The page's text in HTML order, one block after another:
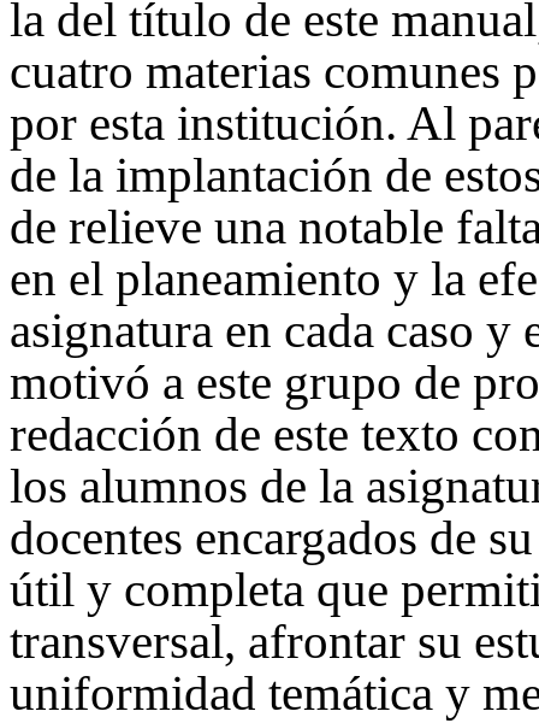
la del título de este
cuatro materias comunes
por esta institución. Al
de la implantación de
de relieve una notable
en el planeamiento y la
asignatura en cada caso
motivó a este grupo de
redacción de este texto
los alumnos de la
docentes encargados de
útil y completa que
transversal, afrontar su
uniformidad temática y